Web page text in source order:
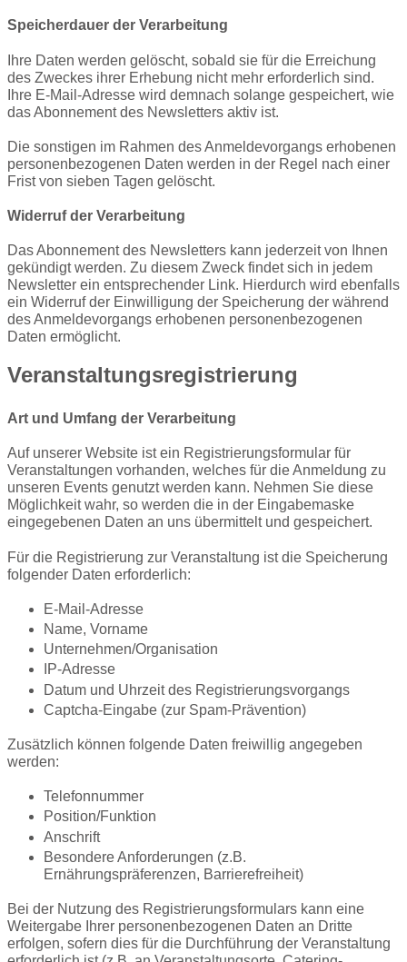
Speicherdauer der Verarbeitung
Ihre Daten werden gelöscht, sobald sie für die Erreichung
des Zweckes ihrer Erhebung nicht mehr erforderlich sind.
Ihre E-Mail-Adresse wird demnach solange gespeichert, wie
das Abonnement des Newsletters aktiv ist.
Die sonstigen im Rahmen des Anmeldevorgangs erhobenen
personenbezogenen Daten werden in der Regel nach einer
Frist von sieben Tagen gelöscht.
Widerruf der Verarbeitung
Das Abonnement des Newsletters kann jederzeit von Ihnen
gekündigt werden. Zu diesem Zweck findet sich in jedem
Newsletter ein entsprechender Link. Hierdurch wird ebenfalls
ein Widerruf der Einwilligung der Speicherung der während
des Anmeldevorgangs erhobenen personenbezogenen
Daten ermöglicht.
Veranstaltungsregistrierung
Art und Umfang der Verarbeitung
Auf unserer Website ist ein Registrierungsformular für
Veranstaltungen vorhanden, welches für die Anmeldung zu
unseren Events genutzt werden kann. Nehmen Sie diese
Möglichkeit wahr, so werden die in der Eingabemaske
eingegebenen Daten an uns übermittelt und gespeichert.
Für die Registrierung zur Veranstaltung ist die Speicherung
folgender Daten erforderlich:
E-Mail-Adresse
Name, Vorname
Unternehmen/Organisation
IP-Adresse
Datum und Uhrzeit des Registrierungsvorgangs
Captcha-Eingabe (zur Spam-Prävention)
Zusätzlich können folgende Daten freiwillig angegeben
werden:
Telefonnummer
Position/Funktion
Anschrift
Besondere Anforderungen (z.B.
Ernährungspräferenzen, Barrierefreiheit)
Bei der Nutzung des Registrierungsformulars kann eine
Weitergabe Ihrer personenbezogenen Daten an Dritte
erfolgen, sofern dies für die Durchführung der Veranstaltung